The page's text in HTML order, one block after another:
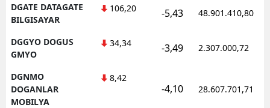
DGATE DATAGATE
BILGISAYAR
106,20 -5,43 48.901.410,80
DGGYO DOGUS
GMYO
34,34 -3,49 2.307.000,72
DGNMO
DOGANLAR
MOBILYA
8,42
-4,10 28.607.701,71